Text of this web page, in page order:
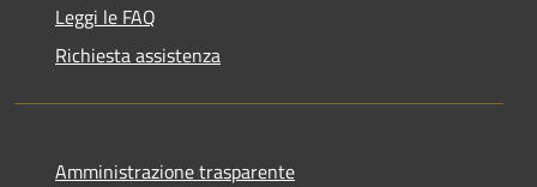
Leggi le FAQ
Richiesta assistenza
Amministrazione trasparente